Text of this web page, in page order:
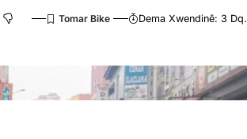
Dema Xwendinê: 3 Dq.